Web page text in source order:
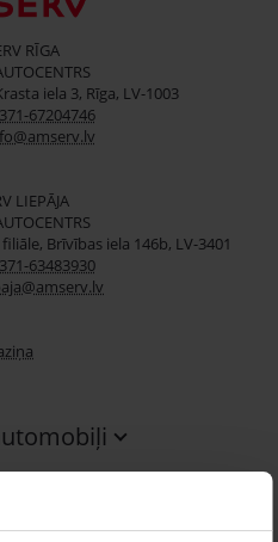
RĪGA
iela 3, Rīga, LV-1003
67204746
LIEPĀJA
Brīvības iela 146b, LV-3401
63483930